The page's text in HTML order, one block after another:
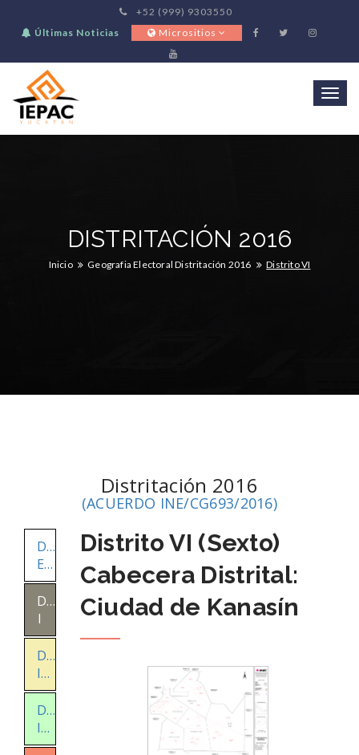
+52 (999) 9303550
Últimas Noticias
Micrositios
DISTRITACIÓN 2016
Inicio Geografia Electoral Distritación 2016 Distrito VI
Distritación 2016
(ACUERDO INE/CG693/2016)
Distritos
Electorales
Distrito
I
Distrito
II
Distrito
III
Distrito VI (Sexto)
Cabecera Distrital:
Ciudad de Kanasín